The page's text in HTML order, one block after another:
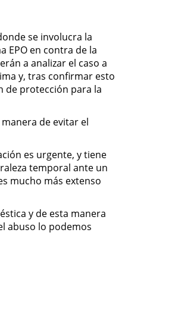
se involucra la
EPO en contra de la
a analizar el caso a
y, tras confirmar esto
de protección para la
de evitar el
es urgente, y tiene
temporal ante un
mucho más extenso
y de esta manera
abuso lo podemos